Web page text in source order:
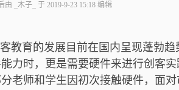
由 _木子_ 于 2019-9-23 15:18 编辑
教育的发展目前在国内呈现蓬勃
力时，更是需要硬件来进行创客
老师和学生因初次接触硬件，面对